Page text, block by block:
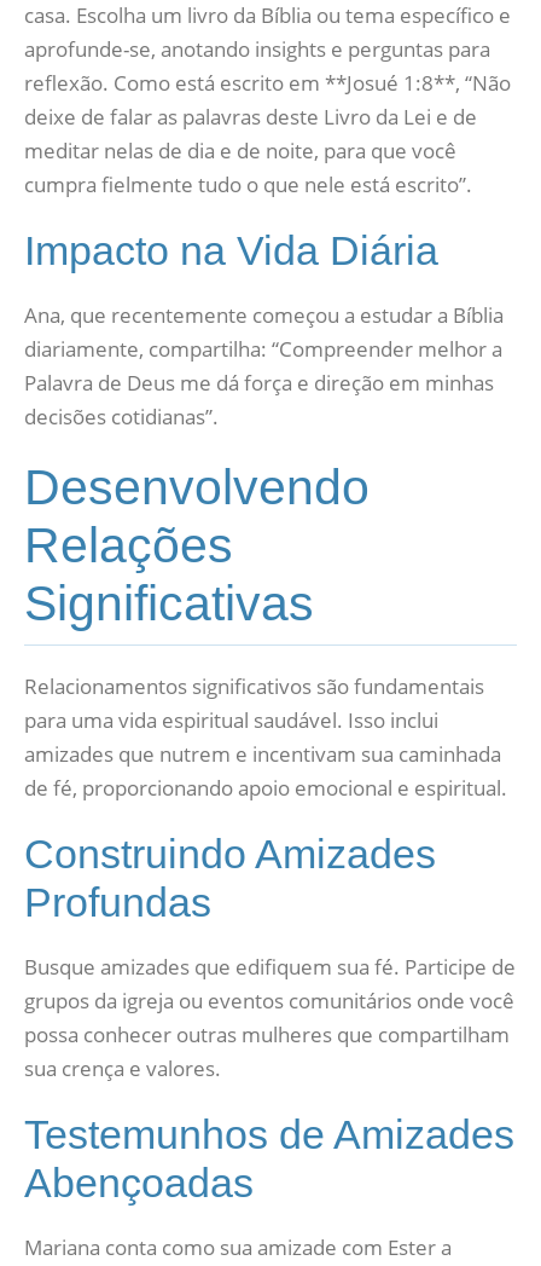
casa. Escolha um livro da Bíblia ou tema específico e
aprofunde-se, anotando insights e perguntas para
reflexão. Como está escrito em **Josué 1:8**, “Não
deixe de falar as palavras deste Livro da Lei e de
meditar nelas de dia e de noite, para que você
cumpra fielmente tudo o que nele está escrito”.
Impacto na Vida Diária
Ana, que recentemente começou a estudar a Bíblia
diariamente, compartilha: “Compreender melhor a
Palavra de Deus me dá força e direção em minhas
decisões cotidianas”.
Desenvolvendo
Relações
Significativas
Relacionamentos significativos são fundamentais
para uma vida espiritual saudável. Isso inclui
amizades que nutrem e incentivam sua caminhada
de fé, proporcionando apoio emocional e espiritual.
Construindo Amizades
Profundas
Busque amizades que edifiquem sua fé. Participe de
grupos da igreja ou eventos comunitários onde você
possa conhecer outras mulheres que compartilham
sua crença e valores.
Testemunhos de Amizades
Abençoadas
Mariana conta como sua amizade com Ester a